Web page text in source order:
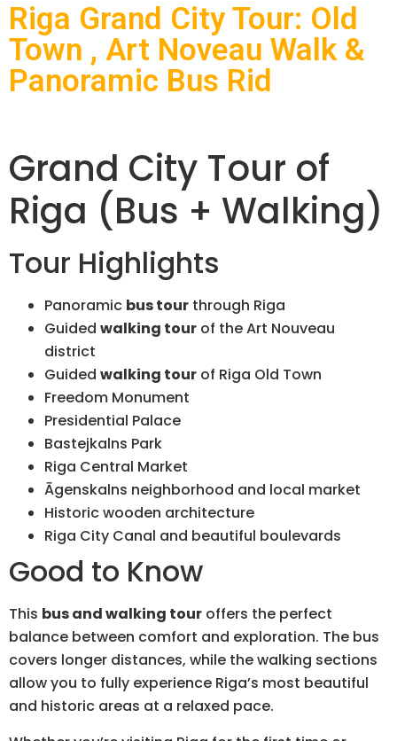
Riga Grand City Tour: Old
Town , Art Noveau Walk &
Panoramic Bus Rid
Grand City Tour of
Riga (Bus + Walking)
Tour Highlights
Panoramic bus tour through Riga
Guided walking tour of the Art Nouveau
district
Guided walking tour of Riga Old Town
Freedom Monument
Presidential Palace
Bastejkalns Park
Riga Central Market
Āgenskalns neighborhood and local market
Historic wooden architecture
Riga City Canal and beautiful boulevards
Good to Know
This bus and walking tour offers the perfect
balance between comfort and exploration. The bus
covers longer distances, while the walking sections
allow you to fully experience Riga’s most beautiful
and historic areas at a relaxed pace.